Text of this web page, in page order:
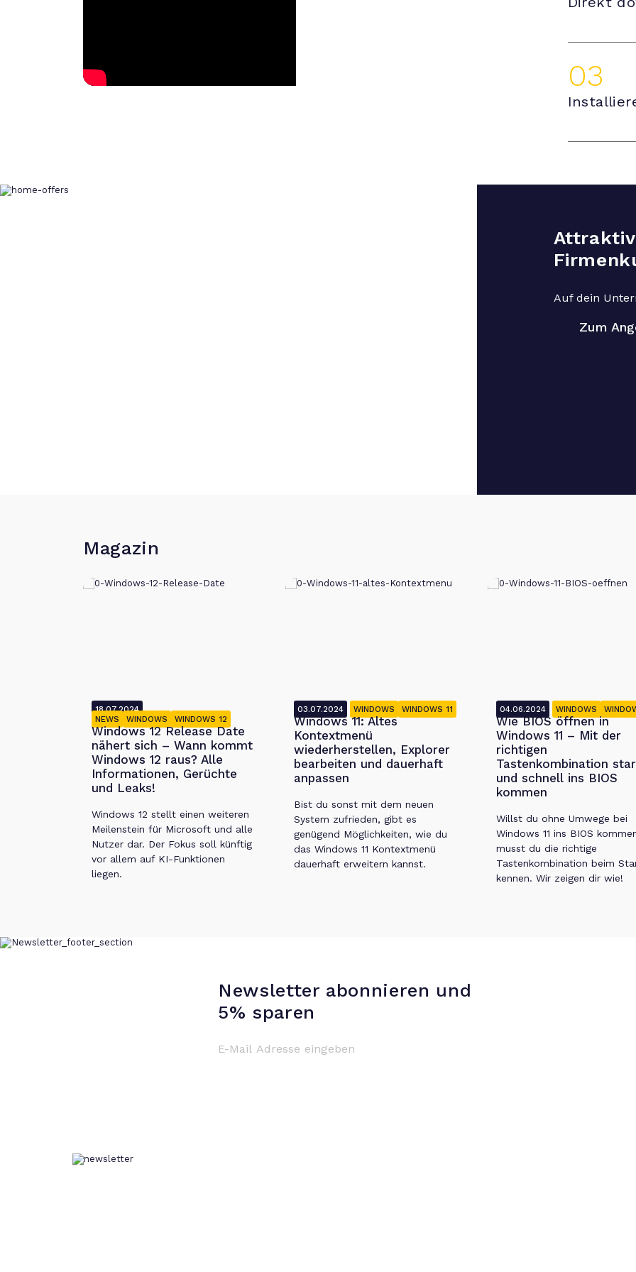
03
Auf dein
Zum
Magazin
18.07.2024
NEWS
WINDOWS WINDOWS 12
Windows 12 Release Date
nähert sich – Wann kommt
Windows 12 raus? Alle
Informationen, Gerüchte
und Leaks!
Windows 12 stellt einen weiteren
Meilenstein für Microsoft und alle
Nutzer dar. Der Fokus soll künftig
vor allem auf KI-Funktionen
liegen.
03.07.2024 WINDOWS WINDOWS 11
Windows 11: Altes
Kontextmenü
wiederherstellen, Explorer
bearbeiten und dauerhaft
anpassen
Bist du sonst mit dem neuen
System zufrieden, gibt es
genügend Möglichkeiten, wie du
das Windows 11 Kontextmenü
dauerhaft erweitern kannst.
04.06.2024 WINDOWS
Wie BIOS öffnen in
Windows 11 – Mit der
richtigen
Tastenkombination
und schnell ins BIOS
kommen
Willst du ohne Umwege bei
Windows 11 ins BIOS
musst du die richtige
Tastenkombination beim
kennen. Wir zeigen dir wie!
Newsletter abonnieren und
5% sparen